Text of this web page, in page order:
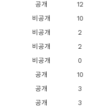
공개
12
비공개
10
비공개
2
비공개
2
비공개
0
공개
10
공개
3
공개
3